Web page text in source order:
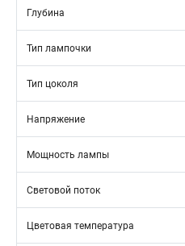
Глубина
Тип лампочки
Тип цоколя
Напряжение
Мощность лампы
Световой поток
Цветовая температура